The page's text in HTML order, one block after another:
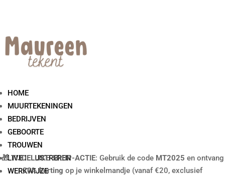
HOME
MUURTEKENINGEN
BEDRIJVEN
GEBOORTE
TROUWEN
LIVE ILLUSTREREN
WERKWIJZE
🎁 TIJDELIJKE SHOP-ACTIE: Gebruik de code MT2025 en ontvang
20% korting op je winkelmandje (vanaf €20, exclusief